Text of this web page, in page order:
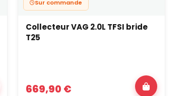
Sur commande
Collecteur VAG 2.0L TFSI bride
T25
669,90 €